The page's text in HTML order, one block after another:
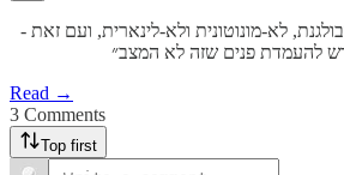
לא-מונוטונית ולא-לינארית, ועם זאת -
להעמדת פנים שזה לא המצב״
Read →
3 Comments
Top first